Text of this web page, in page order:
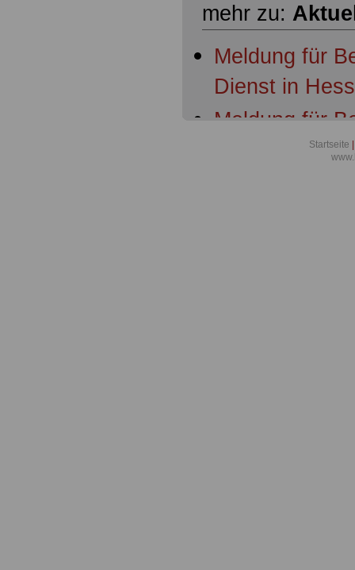
mehr zu:
Meldung für
Dienst in
Meldung für
Dienst inStartseite